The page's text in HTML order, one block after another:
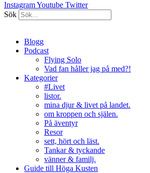
InstagramYoutube Twitter
Sök
Blogg
Podcast
Flying Solo
Vad fan håller jag på med?!
Kategorier
#Livet
listor.
mina djur & livet på landet.
om kroppen och själen.
På äventyr
Resor
sett, hört och läst.
Tankar & tyckande
vänner & familj.
Guide till Höga Kusten